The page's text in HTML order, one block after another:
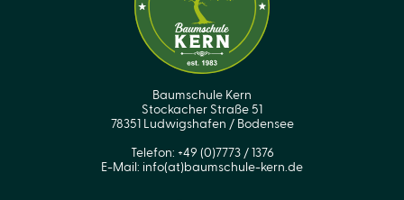
Baumschule Kern
Stockacher Straße 51
78351 Ludwigshafen / Bodensee
Telefon: +49 (0)7773 / 1376
E-Mail: info(at)baumschule-kern.de